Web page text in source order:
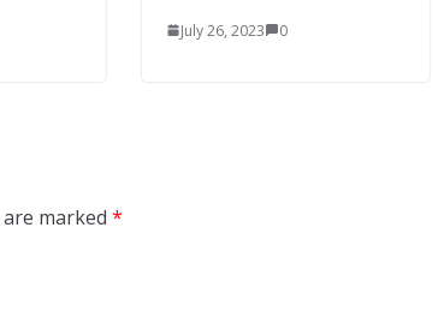
July 26, 2023 0
marked *